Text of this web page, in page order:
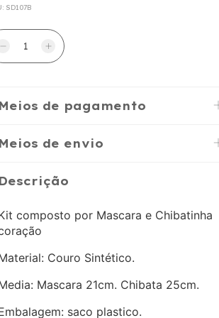
SD107B
de pagamento
de envio
composto por Mascara e Chibatinha
Couro Sintético.
Mascara 21cm. Chibata 25cm.
saco plastico.